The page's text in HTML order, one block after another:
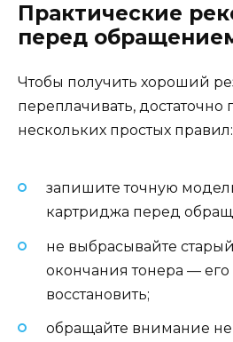
Практические
перед
Чтобы получить хороший
переплачивать,
нескольких простых правил:
запишите точную
картриджа перед
не выбрасывайте
окончания тонера —
восстановить;
обращайте внимание не